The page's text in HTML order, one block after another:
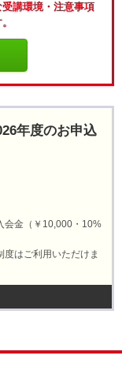
講環境・注意事項
年度のお申込
会金（￥10,000・10%
はご利用いただけま